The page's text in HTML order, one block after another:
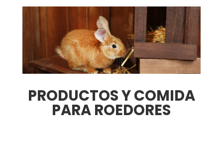
PRODUCTOS Y COMIDA
PARA ROEDORES